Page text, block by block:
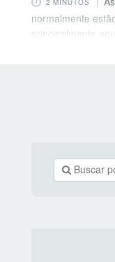
2 MINUTOS
normalmente
principalmente
Dia dos Avós,